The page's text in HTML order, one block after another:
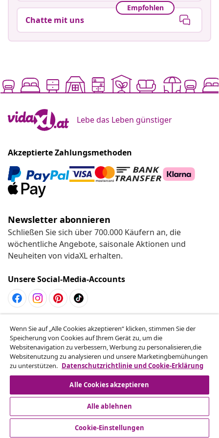
Empfohlen
Chatte mit uns
Lebe das Leben günstiger
Akzeptierte Zahlungsmethoden
Newsletter abonnieren
Schließen Sie sich über 700.000 Käufern an, die
wöchentliche Angebote, saisonale Aktionen und
Neuheiten von vidaXL erhalten.
Unsere Social-Media-Accounts
Vom Vertrag zurücktreten
Reiche einen Widerrufsantrag für deine Bestellung
ein.
Vom Vertrag zurücktreten
Kundenservice
Wenn Sie auf „Alle Cookies akzeptieren“ klicken, stimmen Sie der
Speicherung von Cookies auf Ihrem Gerät zu, um die
Websitenavigation zu verbessern, Werbung zu personalisieren,die
Websitenutzung zu analysieren und unsere Marketingbemühungen
zu unterstützen. Datenschutzrichtlinie und Cookie-Erklärung
Alle Cookies akzeptieren
Alle ablehnen
Cookie-Einstellungen